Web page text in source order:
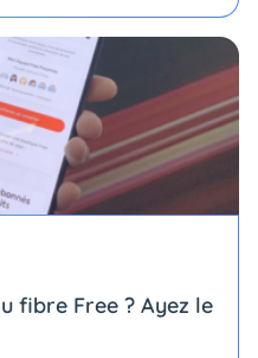
fibre Free ? Ayez le